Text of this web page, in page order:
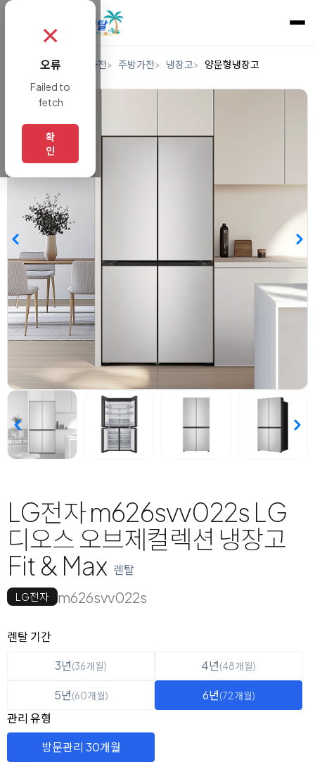
렌탈 디지털/가전 주방가전 냉장고 양문형냉장고
LG전자 m626svv022s LG
디오스 오브제컬렉션 냉장고
Fit & Max 렌탈
LG전자 m626svv022s
옵션 선택
렌탈 선택
렌탈 기간
3년(36개월) 4년(48개월)
5년(60개월) 6년(72개월)
관리 유형
방문관리 30개월
✗
오류
Failed to
fetch
확
인